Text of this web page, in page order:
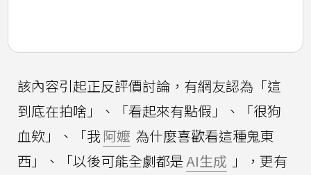
該內容引起正反評價討論，有網友認為「這
到底在拍啥」、「看起來有點假」、「很狗
血欸」、「我 阿嬤 為什麼喜歡看這種鬼東
西」、「以後可能全劇都是AI生成 」，更有